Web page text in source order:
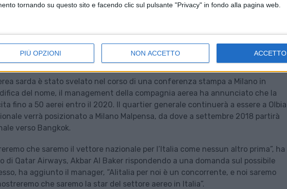
tornando su questo sito e facendo clic sul pulsante "Privacy" in fondo alla pagina web.
PIÙ OPZIONI NON ACCETTO ACCETTO
conferme) del nuovo corso di Meridiana è il cambio di nome in Air Italy.
sarda è stato svelato nel corso di una conferenza stampa a Milano in
del nome, il management della compagnia aerea ha annunciato che la
fino a 50 aerei entro il 2020. Il quartier generale continuerà a essere a Olbia
verrà posizionato a Milano Malpensa, da dove a settembre 2018 partirà
verso Bangkok.
che saremo il vettore nazionale per l’Italia come nessun altro prima”, ha
di Qatar Airways, Akbar Al Baker rispondendo a una domanda sul possibile
ha aggiunto il manager, “Alitalia per noi è un concorrente, e noi saremo
che saremo la star del settore aereo in Italia”.